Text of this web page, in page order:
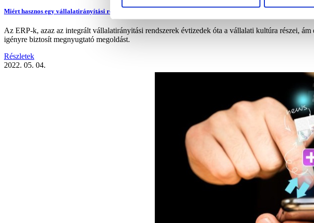
Miért hasznos egy vállalatirányítási rendszer 2022-ben?
Az ERP-k, azaz az integrált vállalatirányitási rendszerek évtizedek óta a vállalati kultúra részei,
igényre biztosít megnyugtató megoldást.
Részletek
2022. 05. 04.